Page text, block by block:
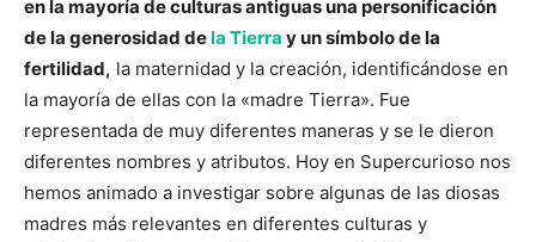
en la mayoría de culturas antiguas una personificación
de la generosidad dela Tierra y un símbolo de la
fertilidad, la maternidad y la creación, identificándose en
la mayoría de ellas con la «madre Tierra». Fue
representada de muy diferentes maneras y se le dieron
diferentes nombres y atributos. Hoy en Supercurioso nos
hemos animado a investigar sobre algunas de las diosas
madres más relevantes en diferentes culturas y